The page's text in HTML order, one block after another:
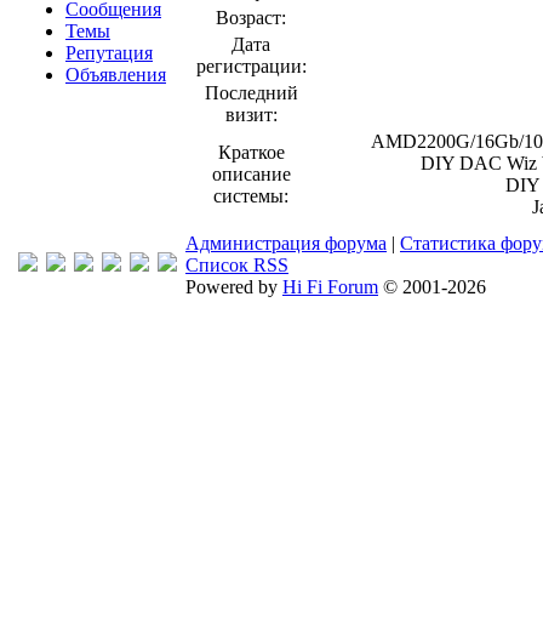
Сообщения
Темы
Репутация
Объявления
Возраст:
Дата
регистрации:
Последний
визит:
Краткое
описание
системы:
AMD2200G/16Gb/
DIY DAC Wiz
DIY
Администрация форума | Статистика
Список RSS
Powered by Hi Fi Forum © 2001-2026